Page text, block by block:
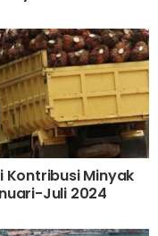
Kontribusi Minyak
Juli 2024